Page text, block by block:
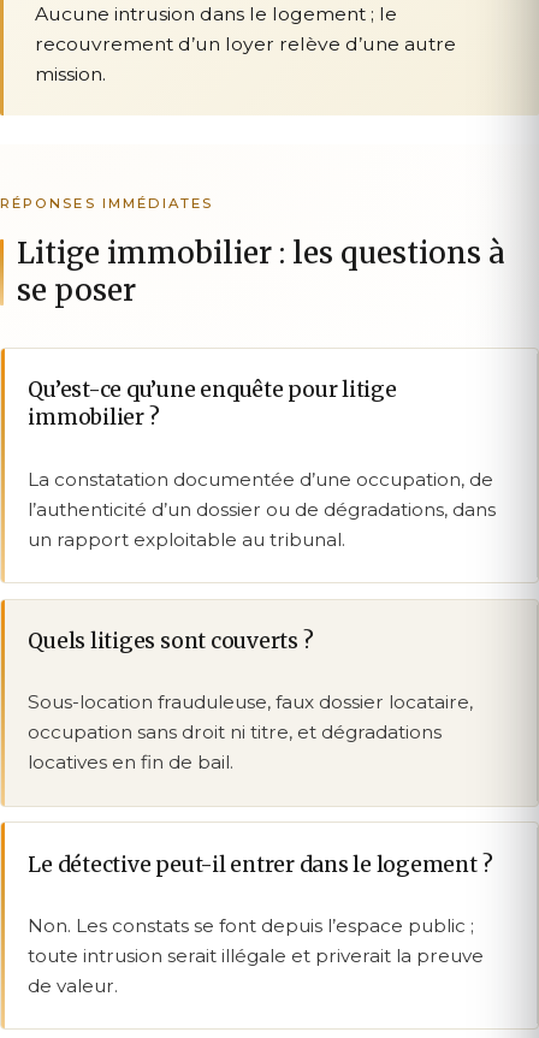
Aucune intrusion dans le logement ; le
recouvrement d’un loyer relève d’une autre
mission.
RÉPONSES IMMÉDIATES
Litige immobilier : les questions à
se poser
Qu’est-ce qu’une enquête pour litige
immobilier ?
La constatation documentée d’une occupation, de
l’authenticité d’un dossier ou de dégradations, dans
un rapport exploitable au tribunal.
Quels litiges sont couverts ?
Sous-location frauduleuse, faux dossier locataire,
occupation sans droit ni titre, et dégradations
locatives en fin de bail.
Le détective peut-il entrer dans le logement ?
Non. Les constats se font depuis l’espace public ;
toute intrusion serait illégale et priverait la preuve
de valeur.